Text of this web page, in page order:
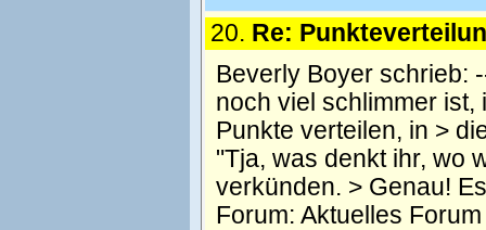
20. Re:
Beverly Boyer schrieb:
noch viel schlimmer ist,
Punkte verteilen, in >
"Tja, was denkt ihr, wo
verkünden. > Genau!
Forum: Aktuelles Forum